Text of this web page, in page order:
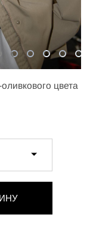
цвета